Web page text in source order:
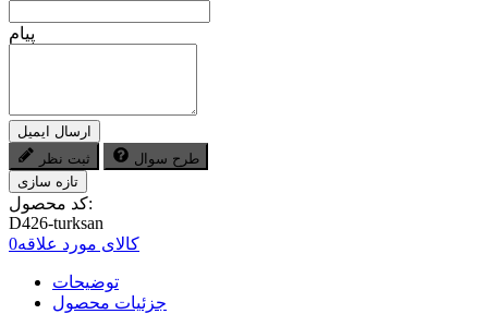
پیام
ارسال ایمیل
ثبت نظر
طرح سوال
کد محصول:
D426-turksan
کالای مورد علاقه0
توضیحات
جزئیات محصول